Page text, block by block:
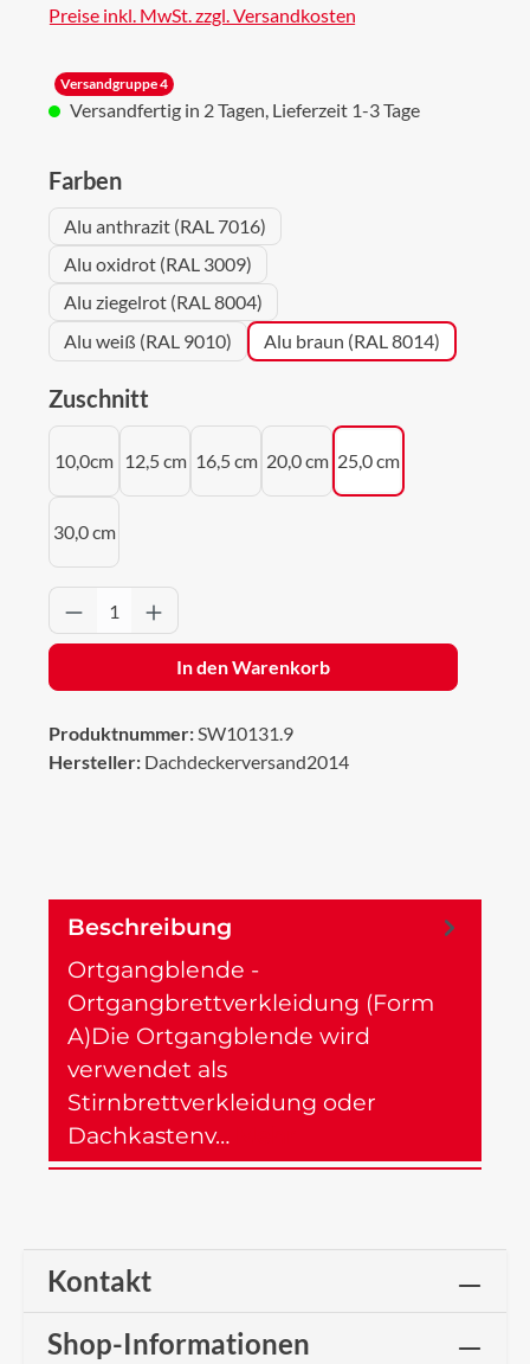
Preise inkl. MwSt. zzgl. Versandkosten
Versandgruppe 4
Versandfertig in 2 Tagen, Lieferzeit 1-3 Tage
Farbenauswählen
Alu anthrazit (RAL 7016)
Alu oxidrot (RAL 3009)
Alu ziegelrot (RAL 8004)
Alu weiß (RAL 9010)
Alu braun (RAL 8014)
Zuschnitt
10,0cm 12,5 cm 16,5 cm 20,0 cm 25,0 cm
30,0 cm
Produkt Anzahl: Gib den gewünschten
In den Warenkorb
Produktnummer:SW10131.9
Hersteller: Dachdeckerversand2014
Beschreibung
Ortgangblende -
Ortgangbrettverkleidung (Form
A)Die Ortgangblende wird
verwendet als
Stirnbrettverkleidung oder
Dachkastenv…
Kontakt
Shop-Informationen